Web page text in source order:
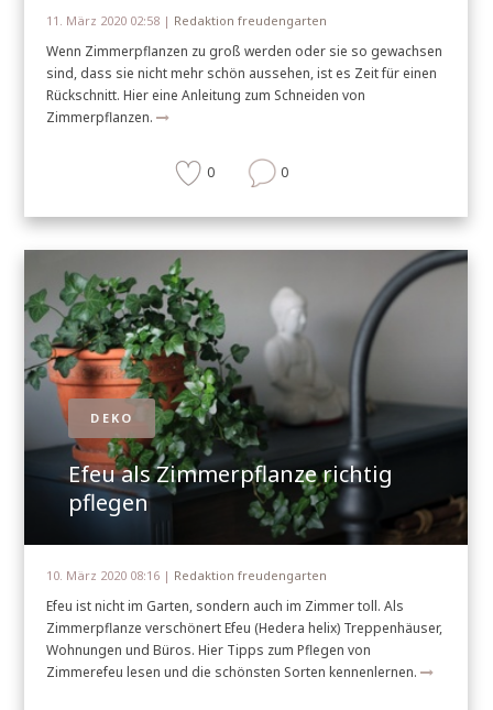
11. März 2020 02:58 | Redaktion freudengarten
Wenn Zimmerpflanzen zu groß werden oder sie so gewachsen
sind, dass sie nicht mehr schön aussehen, ist es Zeit für einen
Rückschnitt. Hier eine Anleitung zum Schneiden von
Zimmerpflanzen.
0 0
DEKO
Efeu als Zimmerpflanze richtig
pflegen
10. März 2020 08:16 | Redaktion freudengarten
Efeu ist nicht im Garten, sondern auch im Zimmer toll. Als
Zimmerpflanze verschönert Efeu (Hedera helix) Treppenhäuser,
Wohnungen und Büros. Hier Tipps zum Pflegen von
Zimmerefeu lesen und die schönsten Sorten kennenlernen.